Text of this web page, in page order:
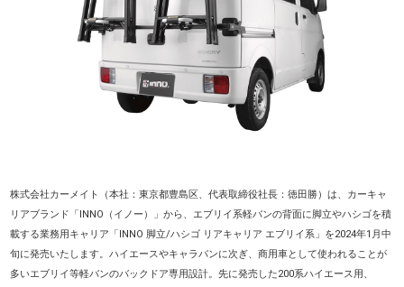
株式会社カーメイト（本社：東京都豊島区、代表取締役社長：徳田勝）は、カーキャ
リアブランド「INNO（イノー）」から、エブリイ系軽バンの背面に脚立やハシゴを積
載する業務用キャリア「INNO 脚立/ハシゴ リアキャリア エブリイ系」を2024年1月中
旬に発売いたします。ハイエースやキャラバンに次ぎ、商用車として使われることが
多いエブリイ等軽バンのバックドア専用設計。先に発売した200系ハイエース用、